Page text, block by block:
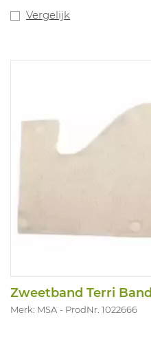
Vergelijk
Zweetband Terri Band
Merk: MSA ProdNr. 1022666